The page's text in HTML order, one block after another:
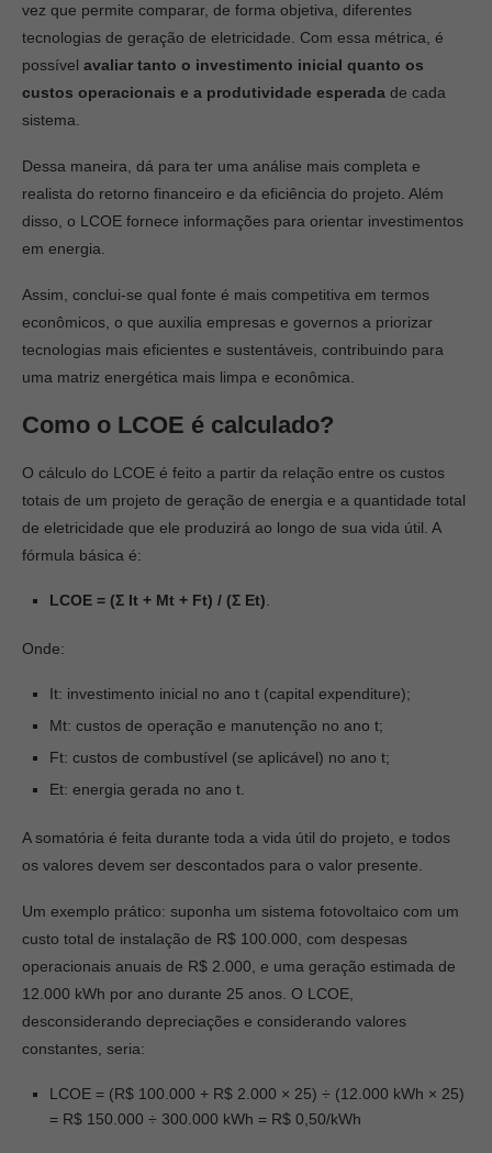
vez que permite comparar, de forma objetiva, diferentes
tecnologias de geração de eletricidade. Com essa métrica, é
possível avaliar tanto o investimento inicial quanto os
custos operacionais e a produtividade esperada de cada
sistema.
Dessa maneira, dá para ter uma análise mais completa e
realista do retorno financeiro e da eficiência do projeto. Além
disso, o LCOE fornece informações para orientar investimentos
em energia.
Assim, conclui-se qual fonte é mais competitiva em termos
econômicos, o que auxilia empresas e governos a priorizar
tecnologias mais eficientes e sustentáveis, contribuindo para
uma matriz energética mais limpa e econômica.
Como o LCOE é calculado?
O cálculo do LCOE é feito a partir da relação entre os custos
totais de um projeto de geração de energia e a quantidade total
de eletricidade que ele produzirá ao longo de sua vida útil. A
fórmula básica é:
LCOE = (Σ It + Mt + Ft) / (Σ Et)
Onde:
It: investimento inicial no ano t (capital expenditure);
Mt: custos de operação e manutenção no ano t;
Ft: custos de combustível (se aplicável) no ano t;
Et: energia gerada no ano t.
A somatória é feita durante toda a vida útil do projeto, e todos
os valores devem ser descontados para o valor presente.
Um exemplo prático: suponha um sistema fotovoltaico com um
custo total de instalação de R$ 100.000, com despesas
operacionais anuais de R$ 2.000, e uma geração estimada de
12.000 kWh por ano durante 25 anos. O LCOE,
desconsiderando depreciações e considerando valores
constantes, seria:
LCOE = (R$ 100.000 + R$ 2.000 × 25) ÷ (12.000 kWh × 25)
= R$ 150.000 ÷ 300.000 kWh = R$ 0,50/kWh